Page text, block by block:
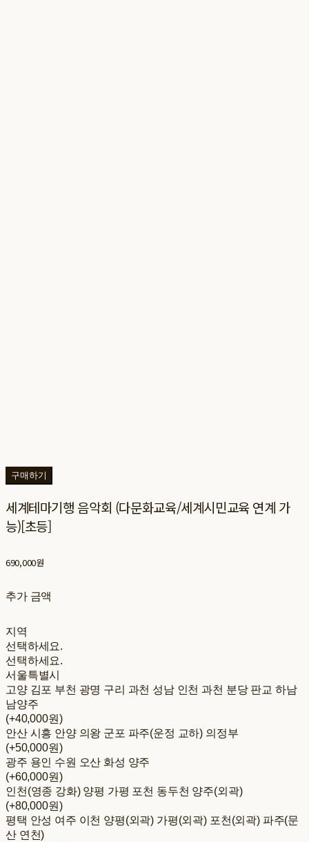
구매하기
세계테마기행 음악회 (다문화교육/세계시민교육 연계 가
능)[초등]
690,000원
추가 금액
지역
선택하세요.
선택하세요.
서울특별시
고양 김포 부천 광명 구리 과천 성남 인천 과천 분당 판교 하남
남양주
(+40,000원)
안산 시흥 안양 의왕 군포 파주(운정 교하) 의정부
(+50,000원)
광주 용인 수원 오산 화성 양주
(+60,000원)
인천(영종 강화) 양평 가평 포천 동두천 양주(외곽)
(+80,000원)
평택 안성 여주 이천 양평(외곽) 가평(외곽) 포천(외곽) 파주(문
산 연천)